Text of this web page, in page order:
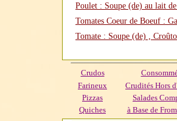
Poulet : Soupe (de) au lait
Tomates Coeur de Boeuf :
Tomate : Soupe (de) ,
Crudos
Farineux
Crudités Hors
Pizzas
Salades
Quiches
à Base de